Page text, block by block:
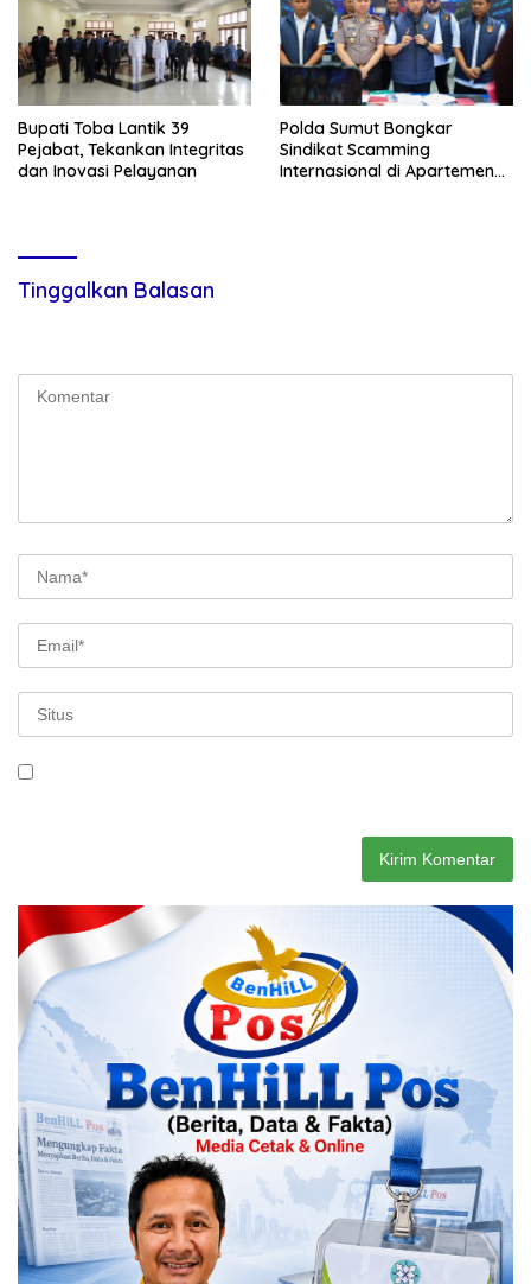
Bupati Toba Lantik 39
Pejabat, Tekankan Integritas
dan Inovasi Pelayanan
Polda Sumut Bongkar
Sindikat Scamming
Internasional di Apartemen
Tinggalkan Balasan